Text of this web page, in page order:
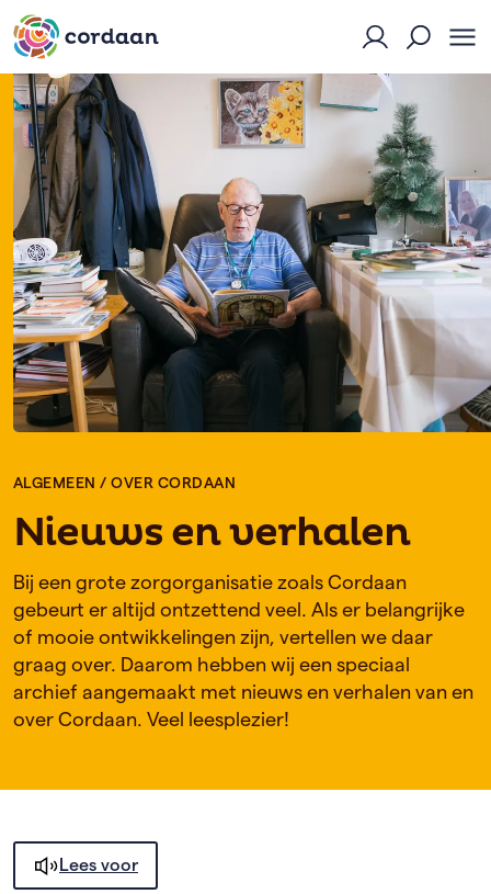
Naar Mijn
Open
ALGEMEEN / OVER CORDAAN
Nieuws en verhalen
Bij een grote zorgorganisatie zoals Cordaan
gebeurt er altijd ontzettend veel. Als er belangrijke
of mooie ontwikkelingen zijn, vertellen we daar
graag over. Daarom hebben wij een speciaal
archief aangemaakt met nieuws en verhalen van en
over Cordaan. Veel leesplezier!
Lees voor